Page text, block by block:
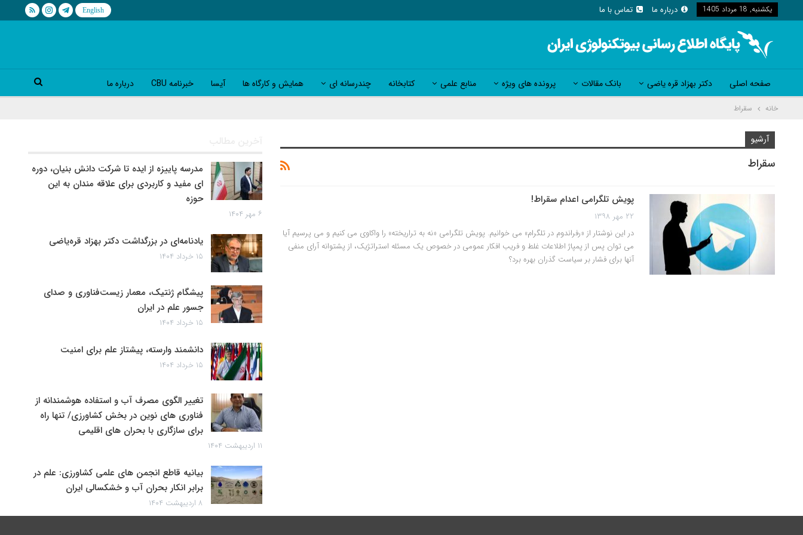
یکشنبه, 18 مرداد 1405 درباره ما تماس با ما
صفحه اصلی دکتر بهزاد قره یاضی بانک مقالات پرونده های ویژه منابع علمی کتابخانه چندرسانه ای همایش و کارگاه ها آیسا خبرنامه CBU درباره ما
خانه سقراط
آرشیو
سقراط
پویش تلگرامی اعدام سقراط!
۲۲ مهر ۱۳۹۸
در این نوشتار از «رفراندوم در تلگرام» می خوانیم. پویش تلگرامی «نه به تراریخته» را واکاوی می کنیم و می پرسیم آیا
می توان پس از پمپاژ اطلاعات غلط و فریب افکار عمومی در خصوص یک مسئله استراتژیک، از پشتوانه آرای منفی
آنها برای فشار بر سیاست گذران بهره برد؟
آخرین مطالب
مدرسه پاییزه از ایده تا شرکت دانش بنیان، دوره
ای مفید و کاربردی برای علاقه مندان به این
حوزه
۶ مهر ۱۴۰۴
یادنامه‌ای در بزرگداشت دکتر بهزاد قره‌یاضی
۱۵ خرداد ۱۴۰۴
پیشگام ژنتیک، معمار زیست‌فناوری و صدای
جسور علم در ایران
۱۵ خرداد ۱۴۰۴
دانشمند وارسته، پیشتاز علم برای امنیت
۱۵ خرداد ۱۴۰۴
تغییر الگوی مصرف آب و استفاده هوشمندانه از
فناوری های نوین در بخش کشاورزی/ تنها راه
برای سازگاری با بحران های اقلیمی
۱۱ اردیبهشت ۱۴۰۴
بیانیه قاطع انجمن های علمی کشاورزی: علم در
برابر انکار بحران آب و خشکسالی ایران
۸ اردیبهشت ۱۴۰۴